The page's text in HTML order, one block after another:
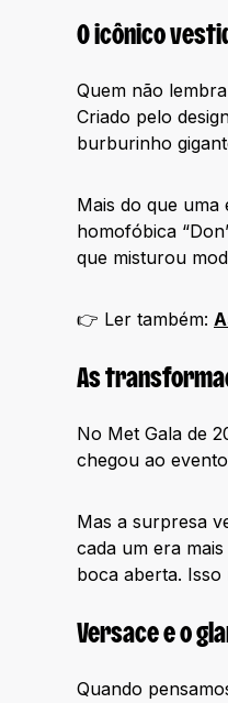
O icônico
Quem não
Criado pelo
burburinho
Mais do que
homofóbica
que misturou
👉 Ler também:
As
No Met Gala de
chegou ao
Mas a surpresa
cada um era
boca aberta.
Versace e o
Quando